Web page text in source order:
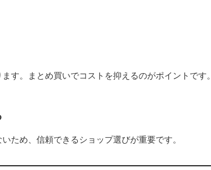
す。まとめ買いでコストを抑えるのがポイントです。
ため、信頼できるショップ選びが重要です。